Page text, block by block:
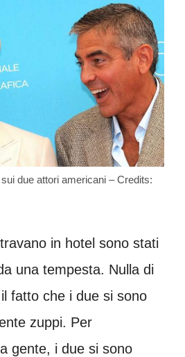
due attori americani – Credits:
in hotel sono stati
una tempesta. Nulla di
fatto che i due si sono
zuppi. Per
gente, i due si sono